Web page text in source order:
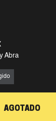
Abra
AGOTADO